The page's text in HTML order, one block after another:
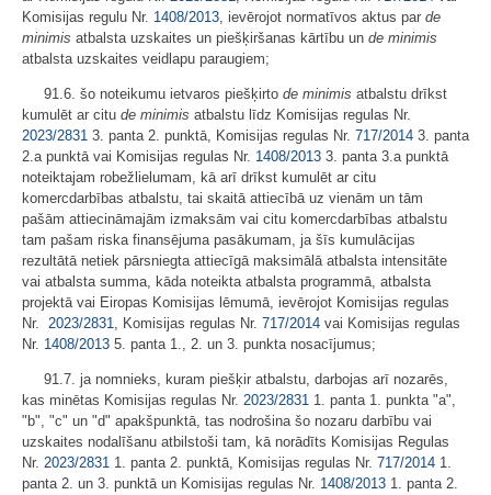
Komisijas regulu Nr. 1408/2013, ievērojot normatīvos aktus par de
minimis atbalsta uzskaites un piešķiršanas kārtību un de minimis
atbalsta uzskaites veidlapu paraugiem;
91.6. šo noteikumu ietvaros piešķirto de minimis atbalstu drīkst
kumulēt ar citu de minimis atbalstu līdz Komisijas regulas Nr.
2023/2831 3. panta 2. punktā, Komisijas regulas Nr. 717/2014 3. panta
2.a punktā vai Komisijas regulas Nr. 1408/2013 3. panta 3.a punktā
noteiktajam robežlielumam, kā arī drīkst kumulēt ar citu
komercdarbības atbalstu, tai skaitā attiecībā uz vienām un tām
pašām attiecināmajām izmaksām vai citu komercdarbības atbalstu
tam pašam riska finansējuma pasākumam, ja šīs kumulācijas
rezultātā netiek pārsniegta attiecīgā maksimālā atbalsta intensitāte
vai atbalsta summa, kāda noteikta atbalsta programmā, atbalsta
projektā vai Eiropas Komisijas lēmumā, ievērojot Komisijas regulas
Nr. ​ 2023/2831, Komisijas regulas Nr. 717/2014 vai Komisijas regulas
Nr. 1408/2013 5. panta 1., 2. un 3. punkta nosacījumus;
91.7. ja nomnieks, kuram piešķir atbalstu, darbojas arī nozarēs,
kas minētas Komisijas regulas Nr.​ 2023/2831 1. panta 1. punkta "a",
"b", "c" un "d" apakšpunktā, tas nodrošina šo nozaru darbību vai
uzskaites nodalīšanu atbilstoši tam, kā norādīts Komisijas Regulas
Nr. 2023/2831 1. panta 2. punktā, Komisijas regulas Nr. 717/2014 1.
panta 2. un 3. punktā un Komisijas regulas Nr. 1408/2013 1. panta 2.